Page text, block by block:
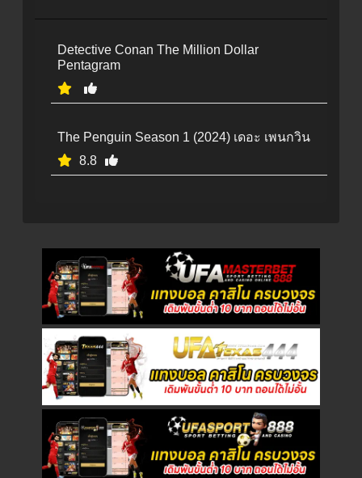
Detective Conan The Million Dollar
Pentagram
The Penguin Season 1 (2024) เดอะ เพนกวิน
8.8